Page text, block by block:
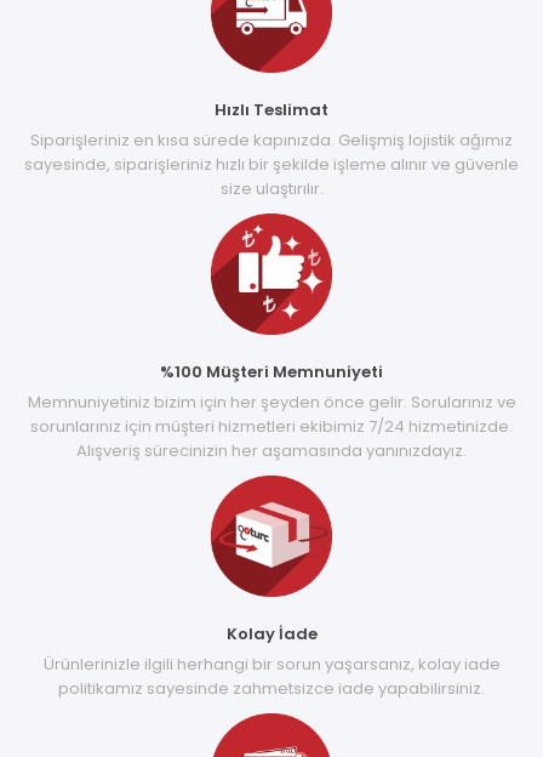
Hızlı Teslimat
Siparişleriniz en kısa sürede kapınızda. Gelişmiş lojistik ağımız
sayesinde, siparişleriniz hızlı bir şekilde işleme alınır ve güvenle
size ulaştırılır.
%100 Müşteri Memnuniyeti
Memnuniyetiniz bizim için her şeyden önce gelir. Sorularınız ve
sorunlarınız için müşteri hizmetleri ekibimiz 7/24 hizmetinizde.
Alışveriş sürecinizin her aşamasında yanınızdayız.
Kolay İade
Ürünlerinizle ilgili herhangi bir sorun yaşarsanız, kolay iade
politikamız sayesinde zahmetsizce iade yapabilirsiniz.